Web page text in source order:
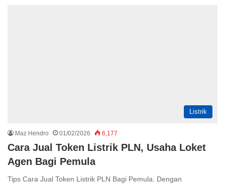
Listrik
Maz Hendro 01/02/2026 6,177
Cara Jual Token Listrik PLN, Usaha Loket
Agen Bagi Pemula
Tips Cara Jual Token Listrik PLN Bagi Pemula. Dengan